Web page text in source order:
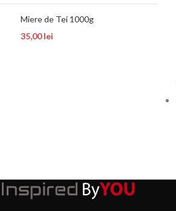
Miere de Tei 1000g
35,00lei